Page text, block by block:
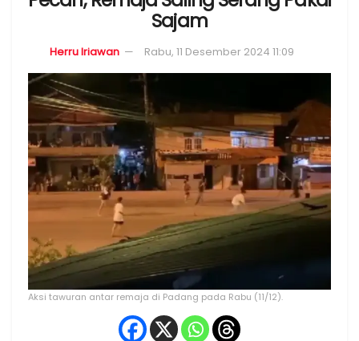
Sajam
Herru Iriawan Rabu, 11 Desember 2024 11:09
Aksi tawuran antar remaja di Padang pada Rabu (11/12).